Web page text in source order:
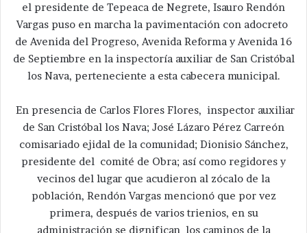
el presidente de Tepeaca de Negrete, Isauro Rendón
Vargas puso en marcha la pavimentación con adocreto
de Avenida del Progreso, Avenida Reforma y Avenida 16
de Septiembre en la inspectoría auxiliar de San Cristóbal
los Nava, perteneciente a esta cabecera municipal.
En presencia de Carlos Flores Flores, inspector auxiliar
de San Cristóbal los Nava; José Lázaro Pérez Carreón
comisariado ejidal de la comunidad; Dionisio Sánchez,
presidente del comité de Obra; así como regidores y
vecinos del lugar que acudieron al zócalo de la
población, Rendón Vargas mencionó que por vez
primera, después de varios trienios, en su
administración se dignifican los caminos de la